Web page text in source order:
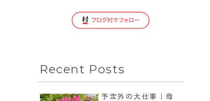
Recent Posts
予定外の大仕事｜母